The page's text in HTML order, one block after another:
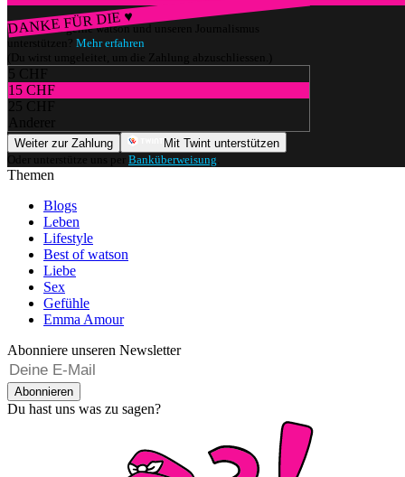
DANKE FÜR DIE ♥
Würdest du gerne watson und unseren Journalismus
unterstützen? Mehr erfahren
(Du wirst umgeleitet, um die Zahlung abzuschliessen.)
5 CHF
15 CHF
25 CHF
Anderer
Weiter zur Zahlung
Mit Twint unterstützen
Oder unterstütze uns per Banküberweisung
Themen
Blogs
Leben
Lifestyle
Best of watson
Liebe
Sex
Gefühle
Emma Amour
Abonniere unseren Newsletter
Abonnieren
Du hast uns was zu sagen?